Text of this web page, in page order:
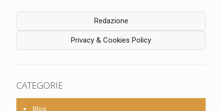
Redazione
Privacy & Cookies Policy
CATEGORIE
Blog